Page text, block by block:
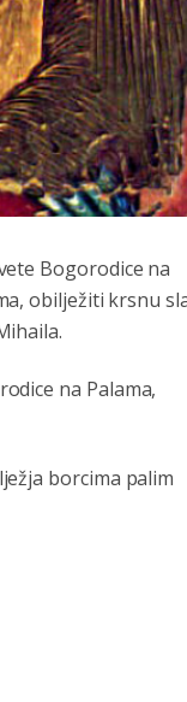
Bogorodice na
obilježiti krsnu
na Palama,
borcima palim